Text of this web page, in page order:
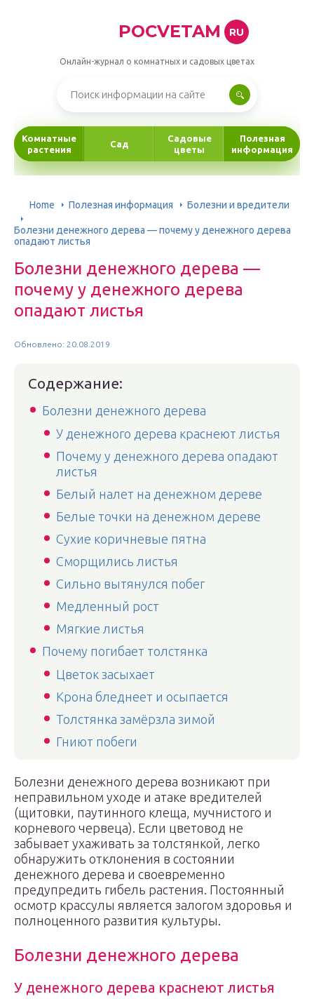
POCVETAM RU
Онлайн-журнал о комнатных и садовых цветах
Комнатные
растения
Сад
Садовые
цветы
Полезная
информация
Home Полезная информация Болезни и вредители
Болезни денежного дерева — почему у денежного дерева
опадают листья
Болезни денежного дерева —
почему у денежного дерева
опадают листья
Обновлено: 20.08.2019
Содержание:
Болезни денежного дерева
У денежного дерева краснеют листья
Почему у денежного дерева опадают
листья
Белый налет на денежном дереве
Белые точки на денежном дереве
Сухие коричневые пятна
Сморщились листья
Сильно вытянулся побег
Медленный рост
Мягкие листья
Почему погибает толстянка
Цветок засыхает
Крона бледнеет и осыпается
Толстянка замёрзла зимой
Гниют побеги
Болезни денежного дерева возникают при
неправильном уходе и атаке вредителей
(щитовки, паутинного клеща, мучнистого и
корневого червеца). Если цветовод не
забывает ухаживать за толстянкой, легко
обнаружить отклонения в состоянии
денежного дерева и своевременно
предупредить гибель растения. Постоянный
осмотр крассулы является залогом здоровья и
полноценного развития культуры.
Болезни денежного дерева
У денежного дерева краснеют листья